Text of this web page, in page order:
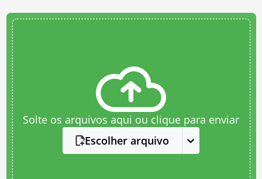
Solte os arquivos aqui ou clique para enviar
Escolher arquivo